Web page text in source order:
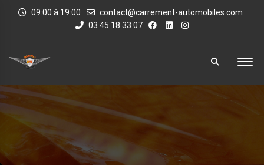
09:00 à 19:00
contact@carrement-automobiles.com
03 45 18 33 07